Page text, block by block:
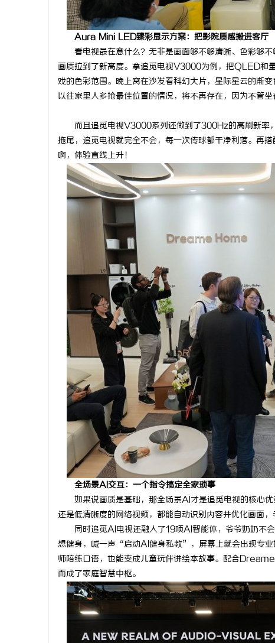
Aura Mini LED臻彩显示方案：把影院质感搬进客厅
看电视最在意什么？无非是画面够不够清晰、色彩够
画质拉到了新高度。拿追觅电视V3000为例，把QLED
戏的色彩范围。晚上窝在沙发看科幻大片，星际星云的渐
以往家里人多抢最佳位置的情况，将不再存在，因为不管
而且追觅电视V3000系列还做到了300Hz的高刷新率
拖尾，追觅电视就完全不会，每一次传球都干净利落。再
啊，体验直线上升！
全场景AI交互：一个指令搞定全家琐事
如果说画质是基础，那全场景AI才是追觅电视的核
还是低清晰度的网络视频，都能自动识别内容并优化画面，
同时追觅AI电视还融入了19项AI智能体，爷爷奶奶
想健身，喊一声“启动AI健身私教”，屏幕上就会出现专
师陪练口语，也能变成儿童玩伴讲绘本故事。配合
而成了家庭智慧中枢。